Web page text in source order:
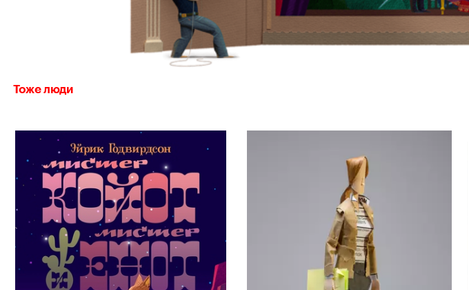
Тоже люди